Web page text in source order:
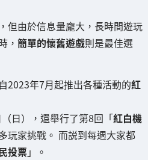
但由於信息量龐大，長時間遊玩
， 簡單的懷舊遊戲則是最佳選
2023年7月起推出各種活動的紅
日），還舉行了第8回「紅白機
玩家挑戰。 而説到每週大家都
投票」。